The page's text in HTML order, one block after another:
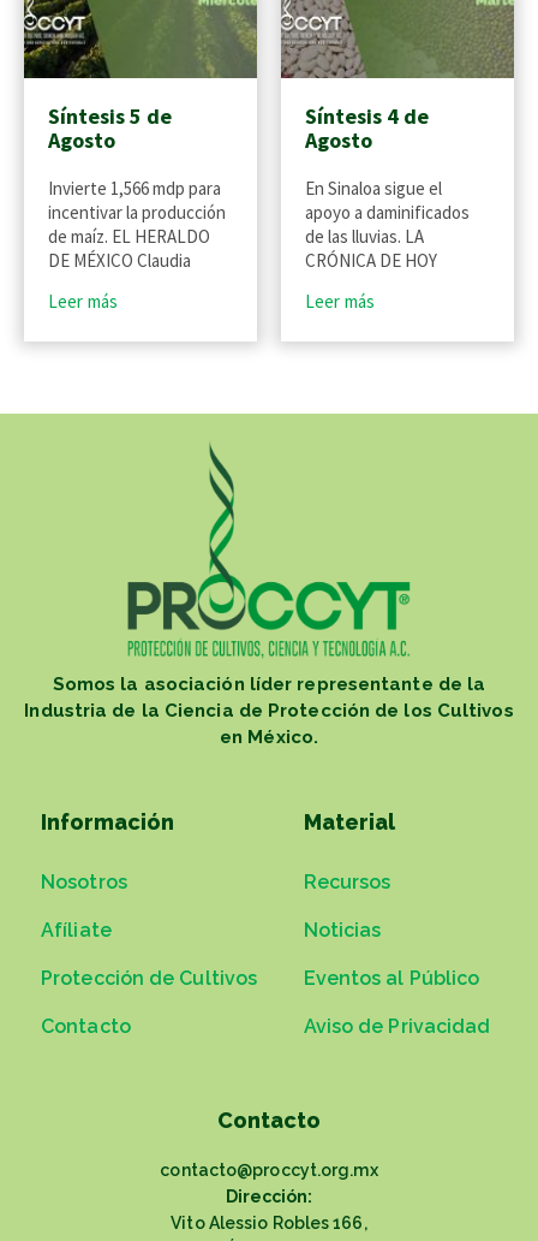
Síntesis 5 de
Agosto
Invierte 1,566 mdp para
incentivar la producción
de maíz. EL HERALDO
DE MÉXICO Claudia
Leer más
Síntesis 4 de
Agosto
En Sinaloa sigue el
apoyo a daminificados
de las lluvias. LA
CRÓNICA DE HOY
Leer más
Somos la asociación líder representante de la
Industria de la Ciencia de Protección de los Cultivos
en México.
Información
Nosotros
Afíliate
Protección de Cultivos
Contacto
Material
Recursos
Noticias
Eventos al Público
Aviso de Privacidad
Contacto
contacto@proccyt.org.mx
Dirección:
Vito Alessio Robles 166,